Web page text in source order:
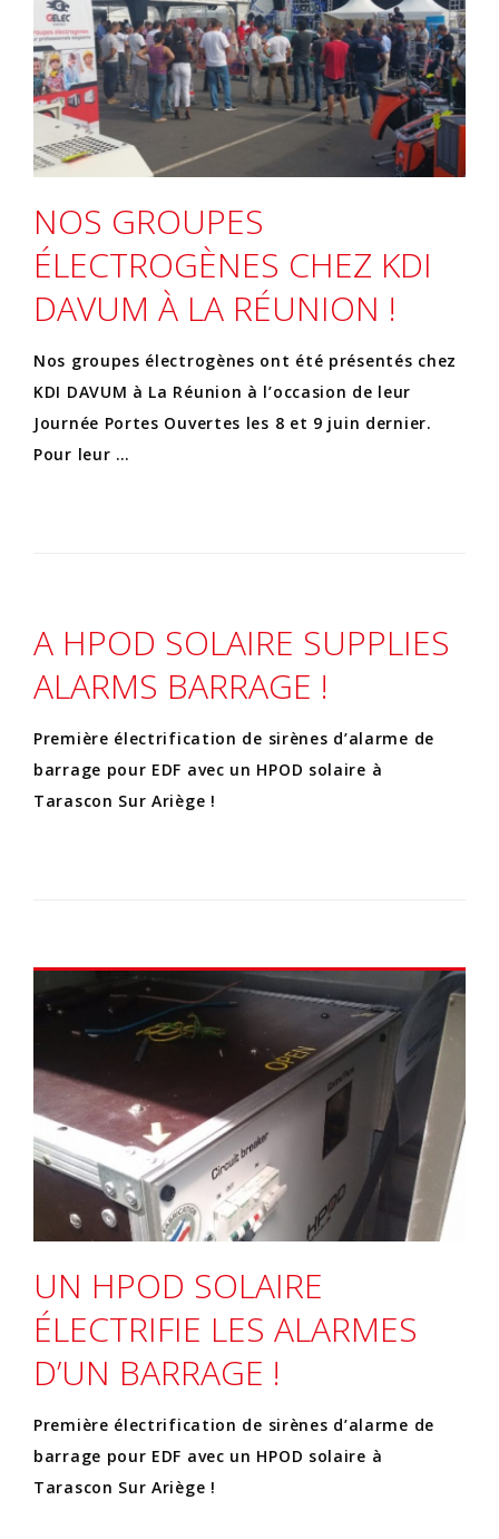
NOS GROUPES
ÉLECTROGÈNES CHEZ KDI
DAVUM À LA RÉUNION !
Nos groupes électrogènes ont été présentés chez
KDI DAVUM à La Réunion à l’occasion de leur
Journée Portes Ouvertes les 8 et 9 juin dernier.
Pour leur …
A HPOD SOLAIRE SUPPLIES
ALARMS BARRAGE !
Première électrification de sirènes d’alarme de
barrage pour EDF avec un HPOD solaire à
Tarascon Sur Ariège !
UN HPOD SOLAIRE
ÉLECTRIFIE LES ALARMES
D’UN BARRAGE !
Première électrification de sirènes d’alarme de
barrage pour EDF avec un HPOD solaire à
Tarascon Sur Ariège !